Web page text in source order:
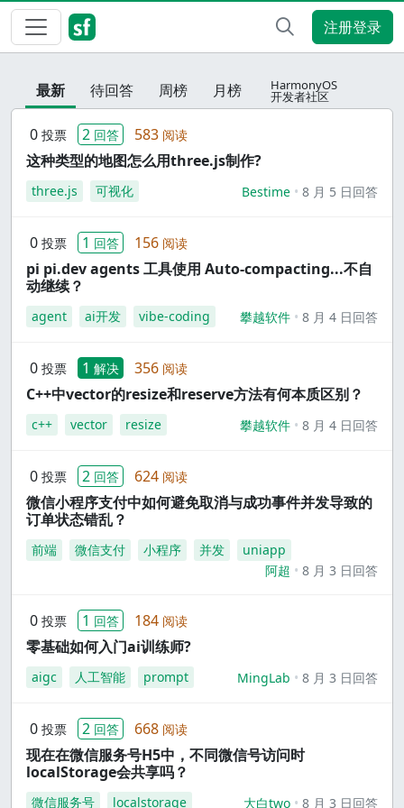
注册登录
最新 待回答 周榜 月榜 HarmonyOS
开发者社区
0 投票 2 回答 583 阅读
这种类型的地图怎么用three.js制作?
three.js 可视化 Bestime 8 月 5 日回答
0 投票 1 回答 156 阅读
pi pi.dev agents 工具使用 Auto-compacting...不自
动继续？
agent ai开发 vibe-coding 攀越软件 8 月 4 日回答
0 投票 1 解决 356 阅读
C++中vector的resize和reserve方法有何本质区别？
c++ vector resize 攀越软件 8 月 4 日回答
0 投票 2 回答 624 阅读
微信小程序支付中如何避免取消与成功事件并发导致的
订单状态错乱？
前端 微信支付 小程序 并发
uniapp
阿超
8 月 3 日回答
0 投票 1 回答 184 阅读
零基础如何入门ai训练师?
aigc 人工智能 prompt MingLab 8 月 3 日回答
0 投票 2 回答 668 阅读
现在在微信服务号H5中，不同微信号访问时
localStorage会共享吗？
微信服务号 localstorage 大白two 8 月 3 日回答